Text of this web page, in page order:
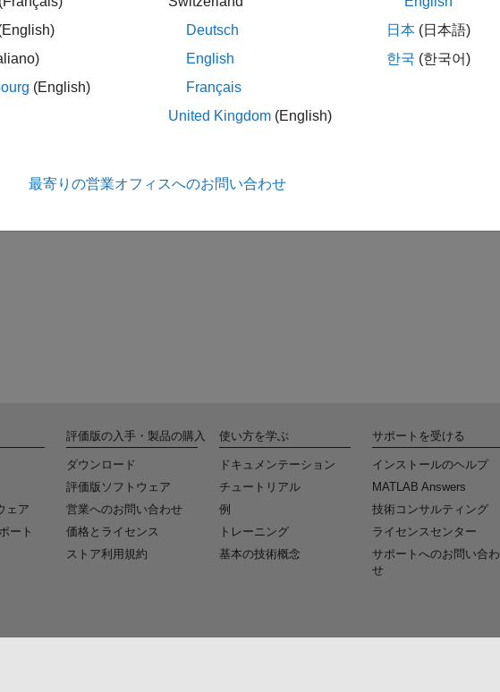
(English)
Deutsch
English
Français
United Kingdom (English)
日本 (日本語)
한국 (한국어)
最寄りの営業オフィスへのお問い合わせ
ェア
ート
評価版の入手・製品の購入
ダウンロード
評価版ソフトウェア
営業へのお問い合わせ
価格とライセンス
ストア利用規約
使い方を学ぶ
ドキュメンテーション
チュートリアル
例
トレーニング
基本の技術概念
サポートを受ける
インストールのヘルプ
MATLAB Answers
技術コンサルティング
ライセンスセンター
サポートへのお問い合わ
せ